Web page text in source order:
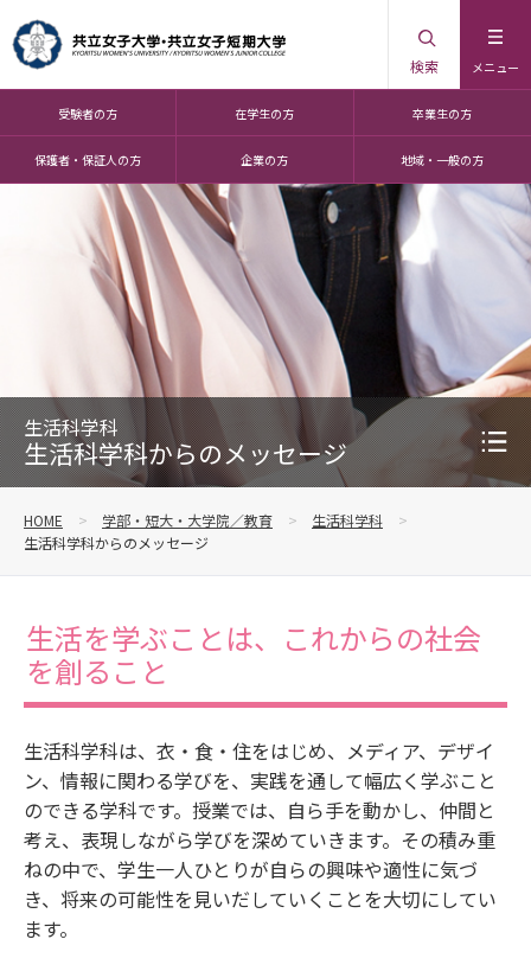
メニュー
検索
受験者の方 在学生の方 卒業生の方
保護者・保証人の方 企業の方 地域・一般の方
生活科学科
生活科学科からのメッセージ
HOME 学部・短大・大学院／教育
生活科学科
生活科学科からのメッセージ
生活を学ぶことは、これからの社会
を創ること
生活科学科は、衣・食・住をはじめ、メディア、デザイ
ン、情報に関わる学びを、実践を通して幅広く学ぶこと
のできる学科です。授業では、自ら手を動かし、仲間と
考え、表現しながら学びを深めていきます。その積み重
ねの中で、学生一人ひとりが自らの興味や適性に気づ
き、将来の可能性を見いだしていくことを大切にしてい
ます。